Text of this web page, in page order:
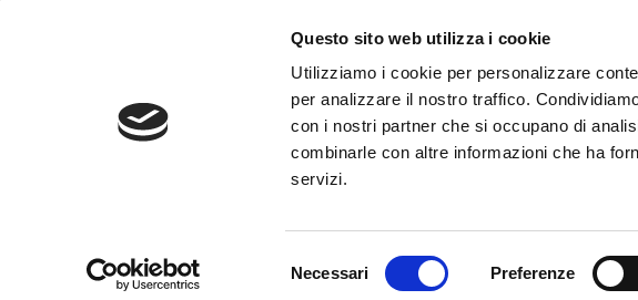
Questo sito web utilizza i cookie
Utilizziamo i cookie per personalizzare
per analizzare il nostro traffico.
con i nostri partner che si occupano di
combinarle con altre informazioni che ha
servizi.
Necessari Preferenze
Viale della Stazione 2
30020 Marcon (VE)
Capitale Sociale
Società unipersonale sottoposta
NOTE LEGALI COOKIE POLICY SISTEMA DI